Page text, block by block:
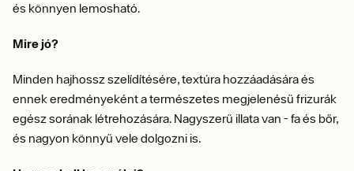
és könnyen lemosható.
Mire jó?
Minden hajhossz szelídítésére, textúra hozzáadására és
ennek eredményeként a természetes megjelenésű frizurák
egész sorának létrehozására. Nagyszerű illata van - fa és bőr,
és nagyon könnyű vele dolgozni is.